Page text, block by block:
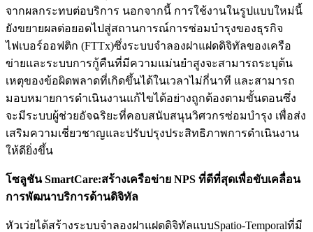
จากผลกระทบต่อบริการ นอกจากนี้ การใช้งานในรูปแบบใหม่นี้
ยังขยายผลต่อยอดไปสู่สถานการณ์การซ่อมบำรุงของธุรกิจ
ไฟเบอร์ออฟติก (FTTx)ซึ่งระบบจำลองฝาแฝดดิจิทัลของเครือ
ข่ายและระบบการกู้คืนที่มีความแม่นยำสูงจะสามารถระบุต้น
เหตุของข้อผิดพลาดที่เกิดขึ้นได้ในเวลาไม่กี่นาที และสามารถ
มอบหมายการดำเนินงานแก้ไขได้อย่างถูกต้องตามขั้นตอนซึ่ง
จะมีระบบผู้ช่วยอัจฉริยะที่คอบสนับสนุนวิศวกรซ่อมบำรุง เพื่อส่ง
เสริมความเชี่ยวชาญและปรับปรุงประสิทธิภาพการดำเนินงาน
ให้ดียิ่งขึ้น
โซลูชันSmartCare:สร้างเครือข่าย NPS ที่ดีที่สุดเพื่อขับเคลื่อน
การพัฒนาบริการด้านดิจิทัล
หัวเว่ยได้สร้างระบบจำลองฝาแฝดดิจิทัลแบบSpatio-Temporalที่มี